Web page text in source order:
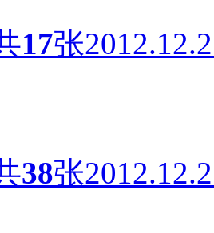
17张
38张